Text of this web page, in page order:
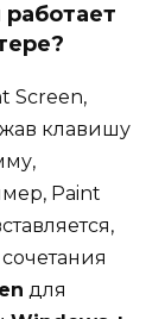
Screen,
клавишу
Paint
для